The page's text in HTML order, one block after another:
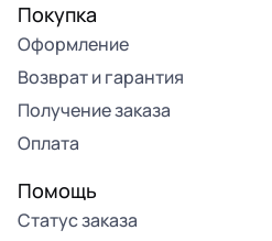
Покупка
Оформление
Возврат и гарантия
Получение заказа
Оплата
Помощь
Статус заказа